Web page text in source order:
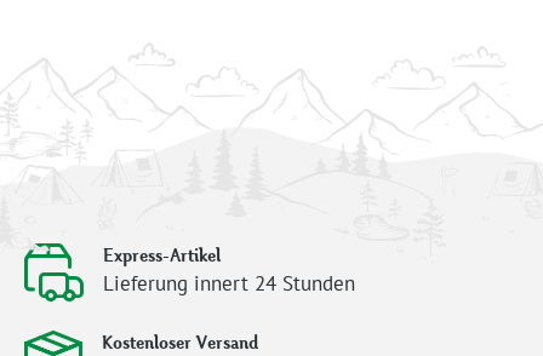
Express-Artikel
Lieferung innert 24 Stunden
Kostenloser Versand